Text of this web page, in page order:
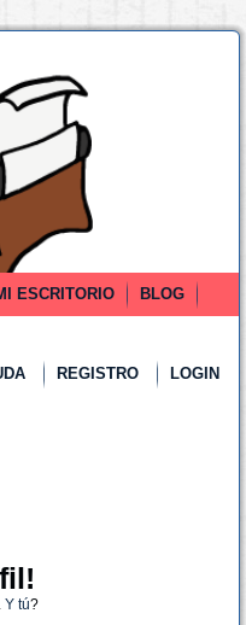
ESCRITORIO
BLOG
REGISTRO LOGIN
Y tú?